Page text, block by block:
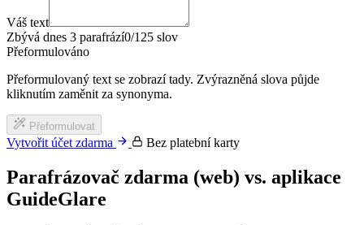
Váš text
Zbývá dnes 3 parafrází0/125 slov
Přeformulováno
Přeformulovaný text se zobrazí tady. Zvýrazněná slova půjde
kliknutím zaměnit za synonyma.
Přeformulovat
Vytvořit účet zdarma Bez platební karty
Parafrázovač zdarma (web) vs. aplikace
GuideGlare